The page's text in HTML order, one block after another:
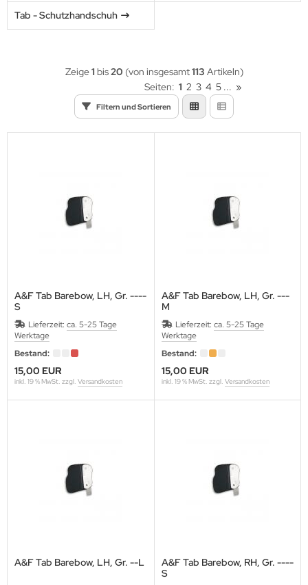
Tab - Schutzhandschuh
Filtern und Sortieren
Zeige1 bis20 (von insgesamt113 Artikeln)
Seiten: 1 2 3 4 5 ... »
A&F Tab Barebow, LH, Gr. ----
S
Lieferzeit: ca. 5-25 Tage
Werktage
Bestand:
15,00 EUR
inkl. 19 % MwSt. zzgl. Versandkosten
A&F Tab Barebow, LH, Gr. ---
M
Lieferzeit: ca. 5-25 Tage
Werktage
Bestand:
15,00 EUR
inkl. 19 % MwSt. zzgl. Versandkosten
A&F Tab Barebow, LH, Gr. --L
A&F Tab Barebow, RH, Gr. ----
S
Spitzen
EAGLE
FLASH ARCHERY